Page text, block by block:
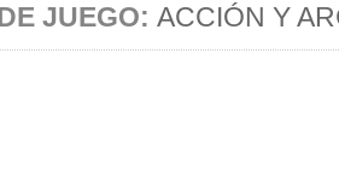
JUEGO: ACCIÓN Y